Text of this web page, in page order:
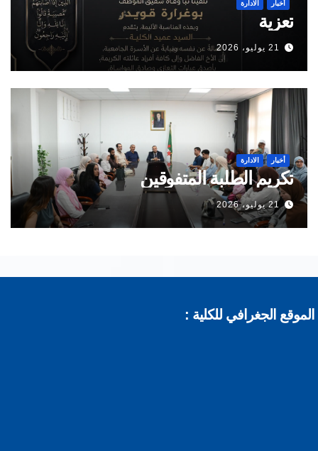
أخبار الادارة
تعزية
21 يوليو، 2026
أخبار الادارة
تكريم الطلبة المتفوقين
21 يوليو، 2026
الجغرافي للكلية :